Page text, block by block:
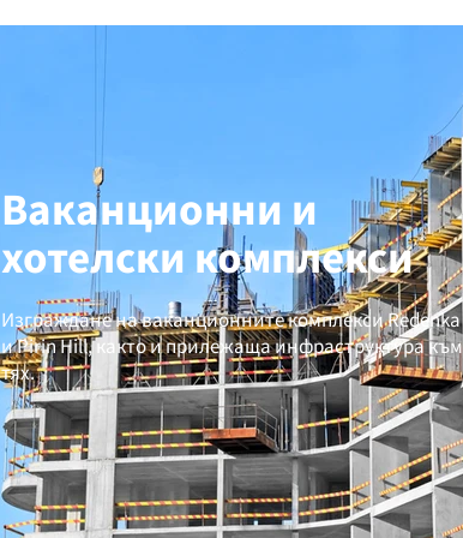
Ваканционни и
хотелски комплекси
Изграждане на ваканционните комплекси Redenka
и Pirin Hill, както и прилежаща инфраструктура към
тях.